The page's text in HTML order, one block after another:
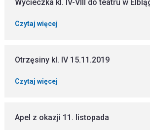
Wycieczka kl. IV-VIII do teatru w
Czytaj więcej
Otrzęsiny kl. IV 15.11.2019
Czytaj więcej
Apel z okazji 11. listopada